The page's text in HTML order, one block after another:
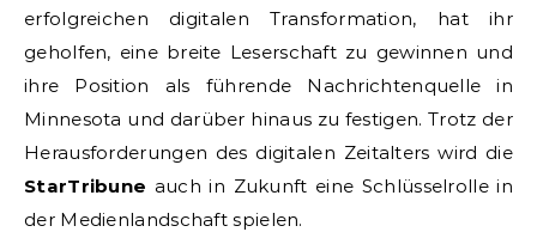
erfolgreichen digitalen Transformation, hat ihr
geholfen, eine breite Leserschaft zu gewinnen und
ihre Position als führende Nachrichtenquelle in
Minnesota und darüber hinaus zu festigen. Trotz der
Herausforderungen des digitalen Zeitalters wird die
StarTribune auch in Zukunft eine Schlüsselrolle in
der Medienlandschaft spielen.